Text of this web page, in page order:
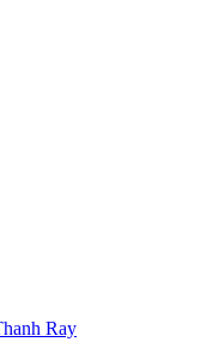
Ray